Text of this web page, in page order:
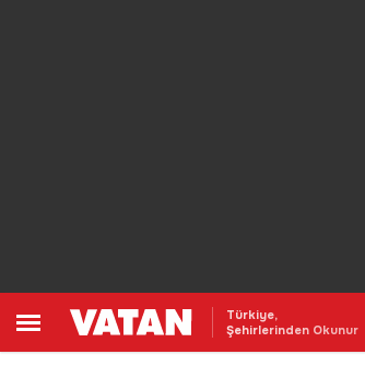
Türkiye,
Şehirlerinden Okunur